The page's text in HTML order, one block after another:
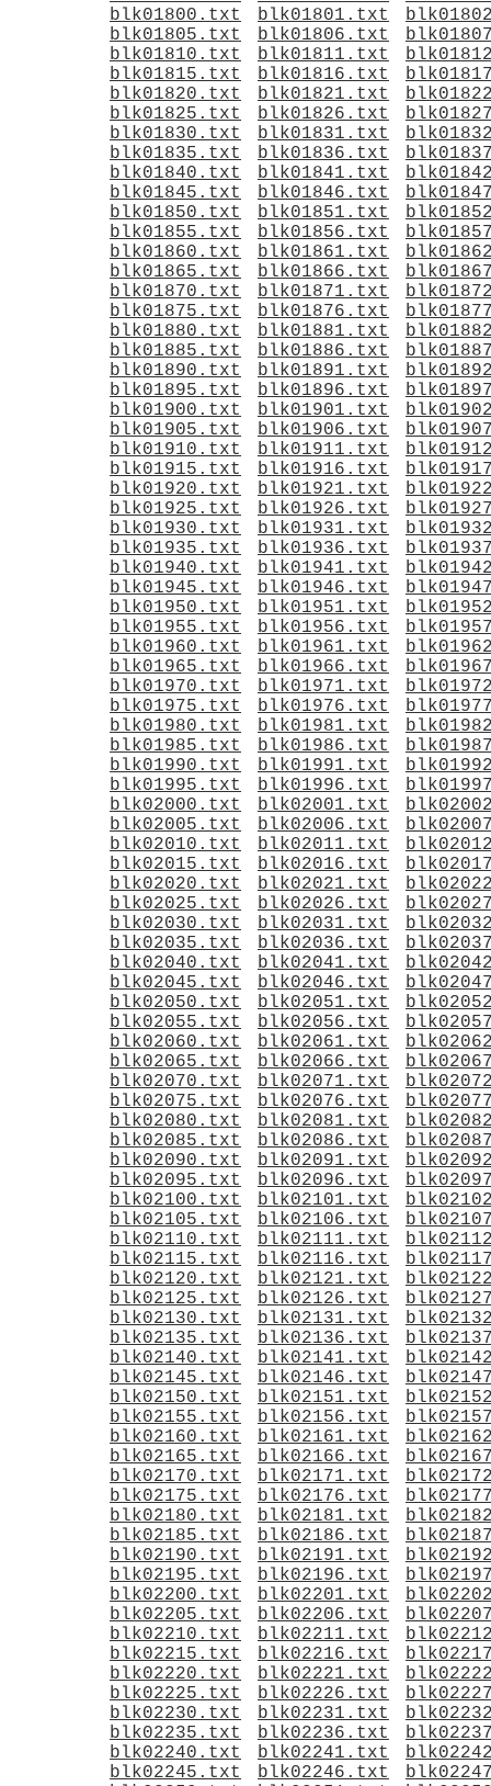
blk01800.txt
blk01801.txt
blk01805.txt
blk01806.txt
blk01810.txt
blk01811.txt
blk01815.txt
blk01816.txt
blk01820.txt
blk01821.txt
blk01825.txt
blk01826.txt
blk01830.txt
blk01831.txt
blk01835.txt
blk01836.txt
blk01840.txt
blk01841.txt
blk01845.txt
blk01846.txt
blk01850.txt
blk01851.txt
blk01855.txt
blk01856.txt
blk01860.txt
blk01861.txt
blk01865.txt
blk01866.txt
blk01870.txt
blk01871.txt
blk01875.txt
blk01876.txt
blk01880.txt
blk01881.txt
blk01885.txt
blk01886.txt
blk01890.txt
blk01891.txt
blk01895.txt
blk01896.txt
blk01900.txt
blk01901.txt
blk01905.txt
blk01906.txt
blk01910.txt
blk01911.txt
blk01915.txt
blk01916.txt
blk01920.txt
blk01921.txt
blk01925.txt
blk01926.txt
blk01930.txt
blk01931.txt
blk01935.txt
blk01936.txt
blk01940.txt
blk01941.txt
blk01945.txt
blk01946.txt
blk01950.txt
blk01951.txt
blk01955.txt
blk01956.txt
blk01960.txt
blk01961.txt
blk01965.txt
blk01966.txt
blk01970.txt
blk01971.txt
blk01975.txt
blk01976.txt
blk01980.txt
blk01981.txt
blk01985.txt
blk01986.txt
blk01990.txt
blk01991.txt
blk01995.txt
blk01996.txt
blk02000.txt
blk02001.txt
blk02005.txt
blk02006.txt
blk02010.txt
blk02011.txt
blk02015.txt
blk02016.txt
blk02020.txt
blk02021.txt
blk02025.txt
blk02026.txt
blk02030.txt
blk02031.txt
blk02035.txt
blk02036.txt
blk02040.txt
blk02041.txt
blk02045.txt
blk02046.txt
blk02050.txt
blk02051.txt
blk02055.txt
blk02056.txt
blk02060.txt
blk02061.txt
blk02065.txt
blk02066.txt
blk02070.txt
blk02071.txt
blk02075.txt
blk02076.txt
blk02080.txt
blk02081.txt
blk02085.txt
blk02086.txt
blk02090.txt
blk02091.txt
blk02095.txt
blk02096.txt
blk02100.txt
blk02101.txt
blk02105.txt
blk02106.txt
blk02110.txt
blk02111.txt
blk02115.txt
blk02116.txt
blk02120.txt
blk02121.txt
blk02125.txt
blk02126.txt
blk02130.txt
blk02131.txt
blk02135.txt
blk02136.txt
blk02140.txt
blk02141.txt
blk02145.txt
blk02146.txt
blk02150.txt
blk02151.txt
blk02155.txt
blk02156.txt
blk02160.txt
blk02161.txt
blk02165.txt
blk02166.txt
blk02170.txt
blk02171.txt
blk02175.txt
blk02176.txt
blk02180.txt
blk02181.txt
blk02185.txt
blk02186.txt
blk02190.txt
blk02191.txt
blk02195.txt
blk02196.txt
blk02200.txt
blk02201.txt
blk02205.txt
blk02206.txt
blk02210.txt
blk02211.txt
blk02215.txt
blk02216.txt
blk02220.txt
blk02221.txt
blk02225.txt
blk02226.txt
blk02230.txt
blk02231.txt
blk02235.txt
blk02236.txt
blk02240.txt
blk02241.txt
blk02245.txt
blk02246.txt